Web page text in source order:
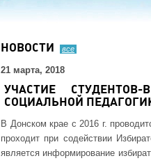
НОВОСТИ все
21 марта, 2018
УЧАСТИЕ
СОЦИАЛЬНОЙ
В Донском крае с 2016 г.
проходит при содействии
является информирование